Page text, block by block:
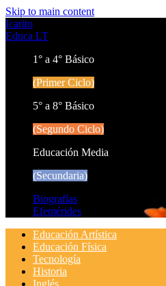
Skip to main content
Icarito
Educa LT
1° a 4° Básico
(Primer Ciclo)
5° a 8° Básico
(Segundo Ciclo)
Educación Media
(Secundaria)
Biografías
Efemérides
Educación Artística
Educación Física
Tecnología
Historia
Inglés